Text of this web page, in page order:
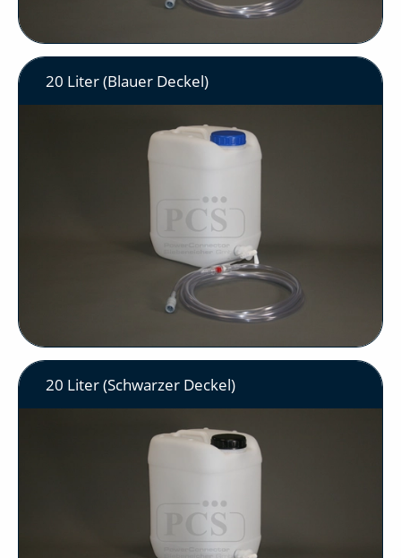
20 Liter (Blauer Deckel)
20 Liter (Schwarzer Deckel)